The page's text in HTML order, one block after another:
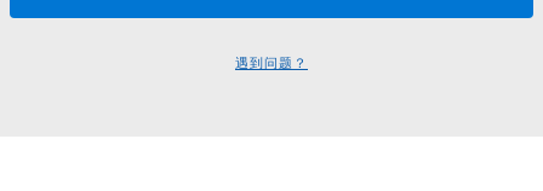
遇到问题？